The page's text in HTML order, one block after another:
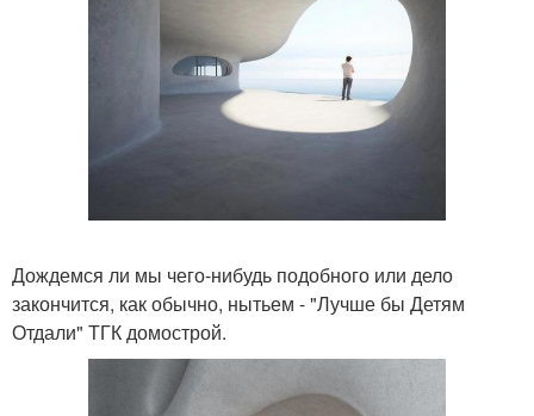
Дождемся ли мы чего-нибудь подобного или дело
закончится, как обычно, нытьем - "Лучше бы Детям
Отдали" ТГК домострой.